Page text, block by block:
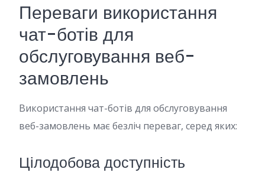
Переваги використання
чат-ботів для
обслуговування веб-
замовлень
Використання чат-ботів для обслуговування
веб-замовлень має безліч переваг, серед яких:
Цілодобова доступність